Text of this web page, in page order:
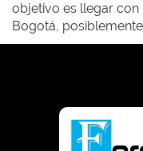
objetivo es llegar con
Bogotá,